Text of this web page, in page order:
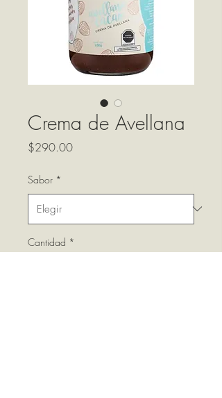
Crema de Avellana
$290.00Precio
Sabor *
Cantidad *